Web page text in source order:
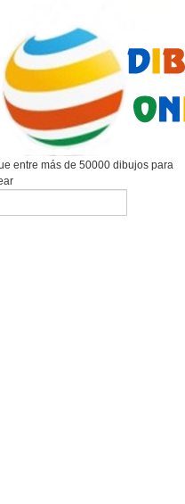
entre más de 50000 dibujos para